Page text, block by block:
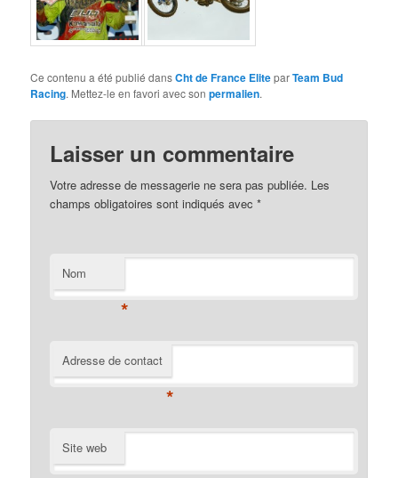
Ce contenu a été publié dansCht de France EliteparTeam Bud
Racing. Mettez-le en favori avec sonpermalien.
Laisser un commentaire
Votre adresse de messagerie ne sera pas publiée. Les
champs obligatoires sont indiqués avec*
Nom
*
Adresse de contact
*
Site web